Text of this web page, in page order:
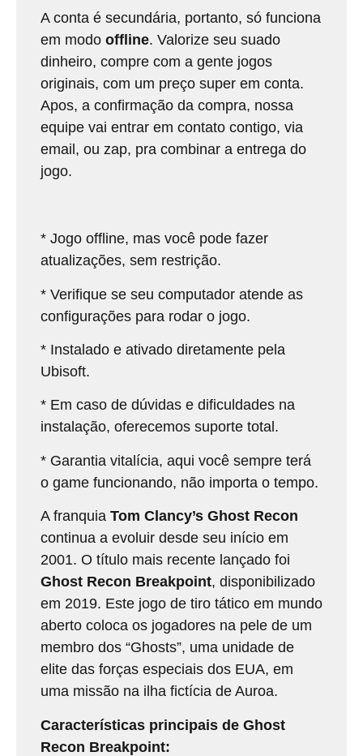
A conta é secundária, portanto, só funciona
em modo offline. Valorize seu suado
dinheiro, compre com a gente jogos
originais, com um preço super em conta.
Apos, a confirmação da compra, nossa
equipe vai entrar em contato contigo, via
email, ou zap, pra combinar a entrega do
jogo.
* Jogo offline, mas você pode fazer
atualizações, sem restrição.
* Verifique se seu computador atende as
configurações para rodar o jogo.
* Instalado e ativado diretamente pela
Ubisoft.
* Em caso de dúvidas e dificuldades na
instalação, oferecemos suporte total.
* Garantia vitalícia, aqui você sempre terá
o game funcionando, não importa o tempo.
A franquia Tom Clancy’s Ghost Recon
continua a evoluir desde seu início em
2001. O título mais recente lançado foi
Ghost Recon Breakpoint, disponibilizado
em 2019. Este jogo de tiro tático em mundo
aberto coloca os jogadores na pele de um
membro dos “Ghosts”, uma unidade de
elite das forças especiais dos EUA, em
uma missão na ilha fictícia de Auroa.
Características principais de Ghost
Recon Breakpoint: